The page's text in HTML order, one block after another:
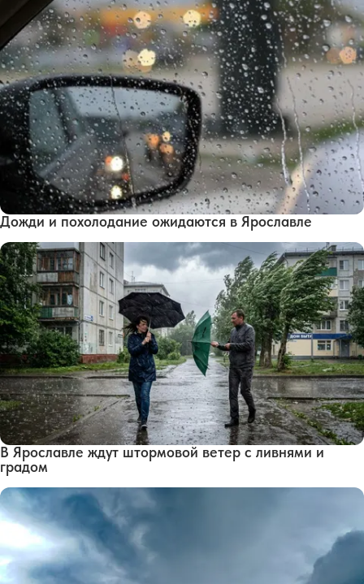
Дожди и похолодание ожидаются в Ярославле
В Ярославле ждут штормовой ветер с ливнями и
градом